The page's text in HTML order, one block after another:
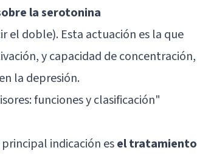
la serotonina
el doble). Esta actuación es la que
y capacidad de concentración,
la depresión.
funciones y clasificación"
indicación esel tratamiento